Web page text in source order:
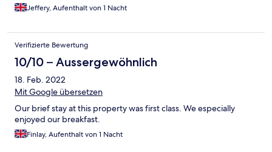
Jeffery, Aufenthalt von 1 Nacht
Verifizierte Bewertung
10/10 – Aussergewöhnlich
18. Feb. 2022
Mit Google übersetzen
Our brief stay at this property was first class. We especially
enjoyed our breakfast.
Finlay, Aufenthalt von 1 Nacht